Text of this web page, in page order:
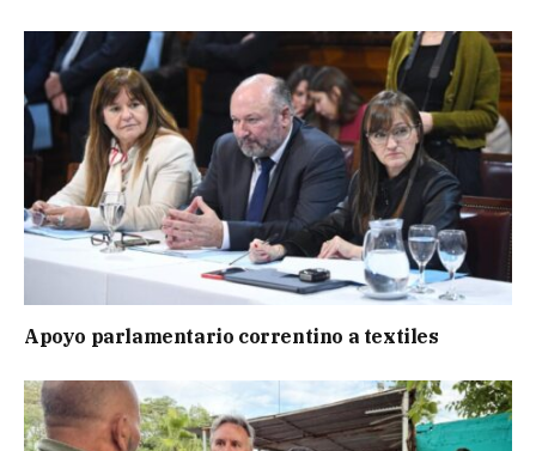
Apoyo parlamentario correntino a textiles